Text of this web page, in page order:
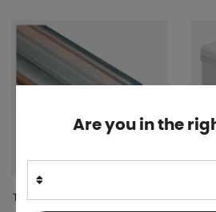
Tältskena 5100 x 38 mm
Are you in the